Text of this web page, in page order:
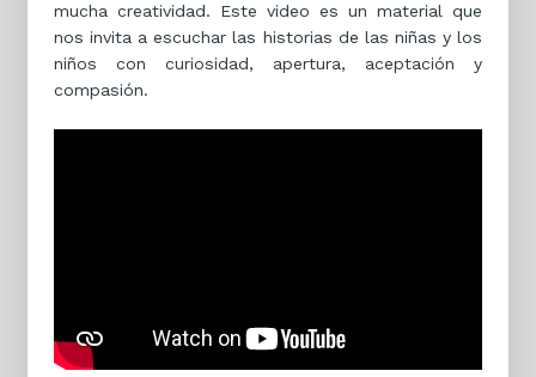
mucha creatividad. Este video es un material que
nos invita a escuchar las historias de las niñas y los
niños con curiosidad, apertura, aceptación y
compasión.